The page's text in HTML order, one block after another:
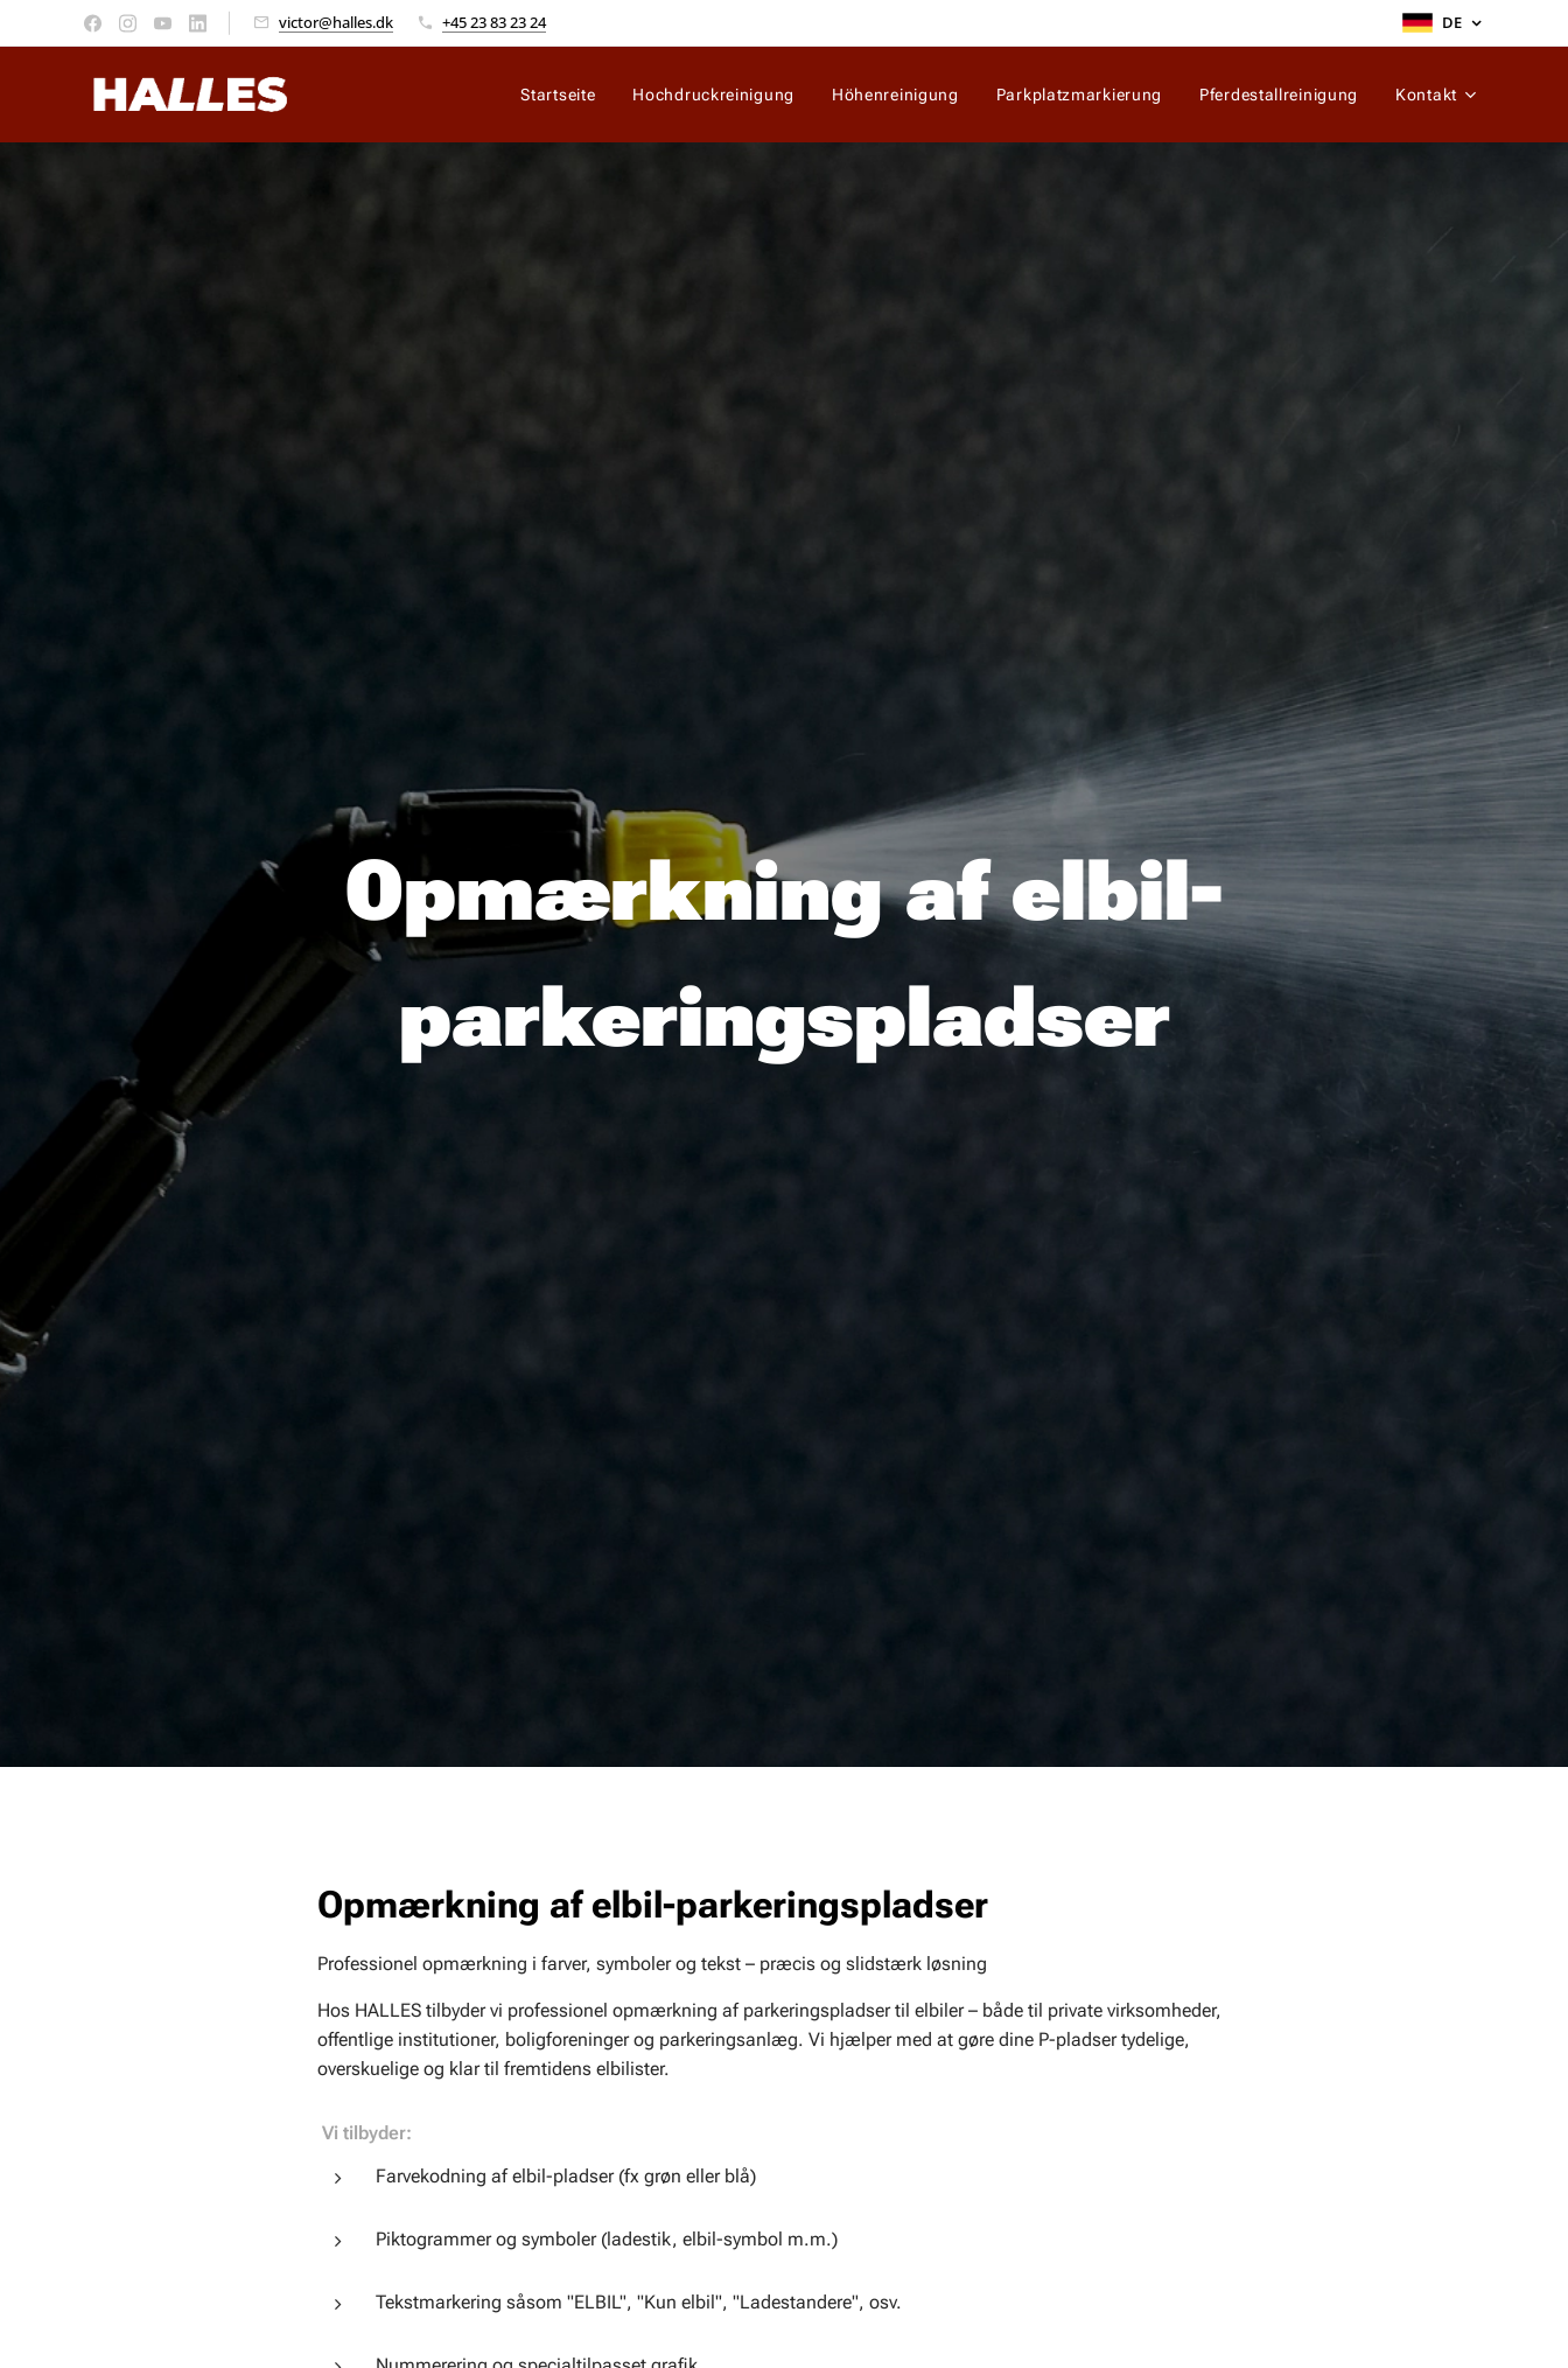
victor@halles.dk +45 23 83 23 24 DE
Startseite Hochdruckreinigung Höhenreinigung Parkplatzmarkierung Pferdestallreinigung Kontakt
Opmærkning af elbil-
parkeringspladser
Opmærkning af elbil-parkeringspladser
Professionel opmærkning i farver, symboler og tekst – præcis og slidstærk løsning
Hos HALLES tilbyder vi professionel opmærkning af parkeringspladser til elbiler – både til private virksomheder,
offentlige institutioner, boligforeninger og parkeringsanlæg. Vi hjælper med at gøre dine P-pladser tydelige,
overskuelige og klar til fremtidens elbilister.
Vi tilbyder:
Farvekodning af elbil-pladser (fx grøn eller blå)
Piktogrammer og symboler (ladestik, elbil-symbol m.m.)
Tekstmarkering såsom "ELBIL", "Kun elbil", "Ladestandere", osv.